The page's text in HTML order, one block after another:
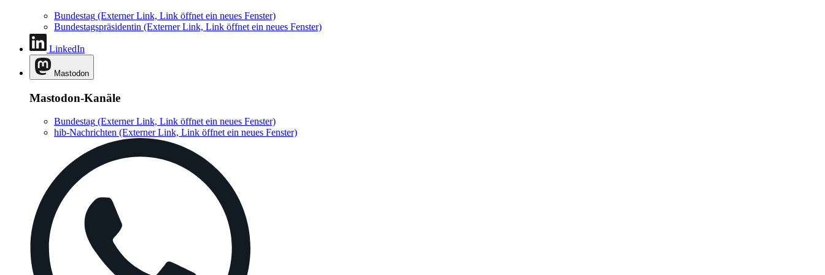
Bundestag (Externer Link, Link öffnet ein neues Fenster)
Bundestagspräsidentin (Externer Link, Link öffnet ein neues Fenster)
LinkedIn
Mastodon
Mastodon-Kanäle
Bundestag (Externer Link, Link öffnet ein neues Fenster)
hib-Nachrichten (Externer Link, Link öffnet ein neues Fenster)